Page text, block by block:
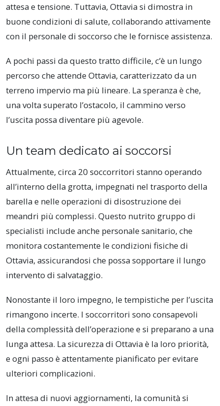
attesa e tensione. Tuttavia, Ottavia si dimostra in
buone condizioni di salute, collaborando attivamente
con il personale di soccorso che le fornisce assistenza.
A pochi passi da questo tratto difficile, c’è un lungo
percorso che attende Ottavia, caratterizzato da un
terreno impervio ma più lineare. La speranza è che,
una volta superato l’ostacolo, il cammino verso
l’uscita possa diventare più agevole.
Un team dedicato ai soccorsi
Attualmente, circa 20 soccorritori stanno operando
all’interno della grotta, impegnati nel trasporto della
barella e nelle operazioni di disostruzione dei
meandri più complessi. Questo nutrito gruppo di
specialisti include anche personale sanitario, che
monitora costantemente le condizioni fisiche di
Ottavia, assicurandosi che possa sopportare il lungo
intervento di salvataggio.
Nonostante il loro impegno, le tempistiche per l’uscita
rimangono incerte. I soccorritori sono consapevoli
della complessità dell’operazione e si preparano a una
lunga attesa. La sicurezza di Ottavia è la loro priorità,
e ogni passo è attentamente pianificato per evitare
ulteriori complicazioni.
In attesa di nuovi aggiornamenti, la comunità si